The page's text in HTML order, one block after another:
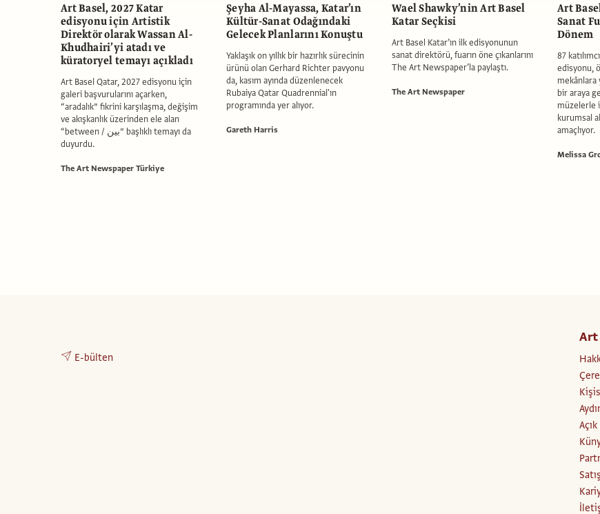
Art Basel, 2027 Katar
edisyonu için Artis­tik
Direktör olarak Wassan Al-
Khudhairi’yi atadı ve
küratoryel temayı açıkladı
Art Basel Qatar, 2027 edisyonu için
galeri başvurularını açarken,
“aradalık” fikrini karşılaşma, değişim
ve akışkanlık üzerinden ele alan
“between / بين” başlıklı temayı da
duyurdu.
The Art Newspaper Türkiye
Şeyha Al-Mayassa, Katar’ın
Kültür-Sanat Odağındaki
Gelecek Planlarını Konuştu
Yaklaşık on yıllık bir hazırlık sürecinin
ürünü olan Gerhard Richter pavyonu
da, kasım ayında düzenlenecek
Rubaiya Qatar Quadrennial'ın
programında yer alıyor.
Gareth Harris
Wael Shawky’nin Art Basel
Katar Seçkisi
Art Basel Katar’ın ilk edisyonunun
sanat direktörü, fuarın öne çıkanlarını
The Art Newspaper’la paylaştı.
The Art Newspaper
Art
Sanat
Dönem
87
edisyonu,
mekânlara
bir araya
müzelerle
kurumsal
amaçlıyor.
Melissa
E-bülten
Art